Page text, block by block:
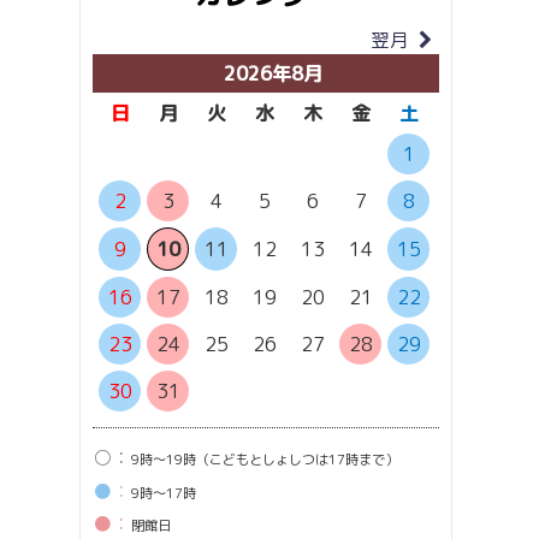
翌月
2026年8月
日
月 火 水 木 金
土
1
2
3 4 5 6 7
8
9
10 11 12 13 14
15
16
17 18 19 20 21
22
23
24 25 26 27 28
29
30
31
○： 9時〜19時（こどもとしょしつは17時まで）
●： 9時〜17時
●： 閉館⽇